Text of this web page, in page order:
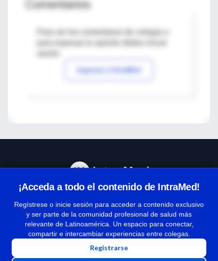
Comentarios
Para ver los comentarios de colegas o
Ingresar a IntraMed
¡Acceda a todo el contenido de IntraMed!
Regístrese o inicie sesión para acceder a contenido exclusivo
y ser parte de la comunidad profesional de salud más
relevante de Latinoamérica. Un espacio para conectar,
compartir e intercambiar experiencias entre colegas.
Registrarse
Términos y condiciones
| Políticas de privacidad
| Todos los derechos reservados | Copyright 1997-2026